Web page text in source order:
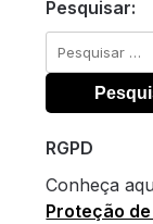
Pesquisar:
Pesquisar
por:
RGPD
Conheça
Proteção